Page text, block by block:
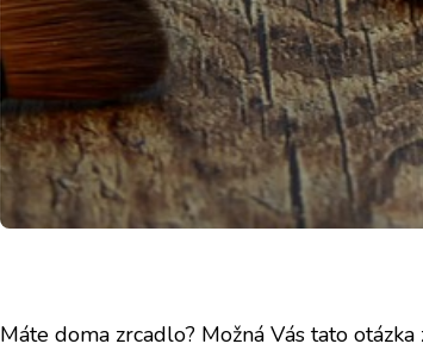
Máte doma zrcadlo? Možná Vás tato